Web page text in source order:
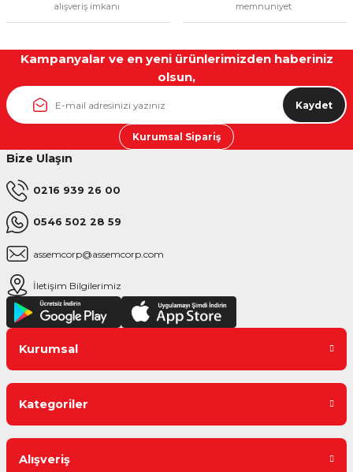
alışveriş imkanı
memnuniyet
Kampanyalar ve en yeni ürünlerimizden haberiniz
olsun,
Kaydet
Kurumsal Sipariş
Bize Ulaşın
0216 939 26 00
0546 502 28 59
assemcorp@assemcorp.com
İletişim Bilgilerimiz
Kurumsal
Kategoriler
Alışveriş